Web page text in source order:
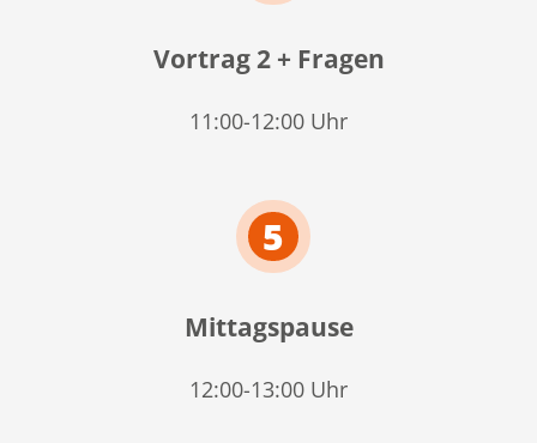
Vortrag 2 + Fragen
11:00-12:00 Uhr
5
Mittagspause
12:00-13:00 Uhr